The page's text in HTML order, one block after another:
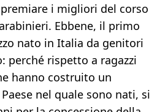
i migliori del corso
Ebbene, il primo
nato in Italia da genitori
perché rispetto a ragazzi
hanno costruito un
nel quale sono nati, si